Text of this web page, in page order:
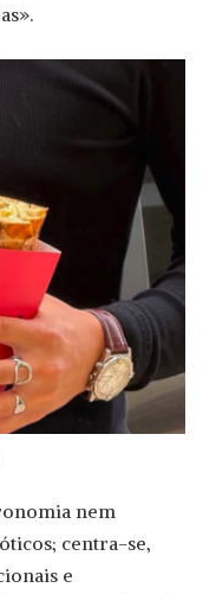
nem
centra-se,
e